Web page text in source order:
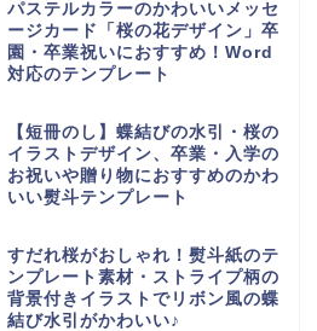
パステルカラーのかわいいメッセ
ージカード「桜の花デザイン」卒
園・卒業祝いにおすすめ！Word
対応のテンプレート
【短冊のし】蝶結びの水引・桜の
イラストデザイン、卒業・入学の
お祝いや贈り物におすすめのかわ
いい熨斗テンプレート
すだれ桜がおしゃれ！熨斗紙のテ
ンプレート素材・ストライプ柄の
背景付きイラストでリボン風の蝶
結び水引がかわいい♪